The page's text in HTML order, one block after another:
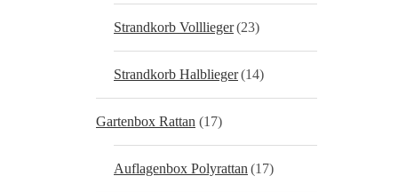
Strandkorb Volllieger(23)
Strandkorb Halblieger(14)
Gartenbox Rattan (17)
Auflagenbox Polyrattan (17)